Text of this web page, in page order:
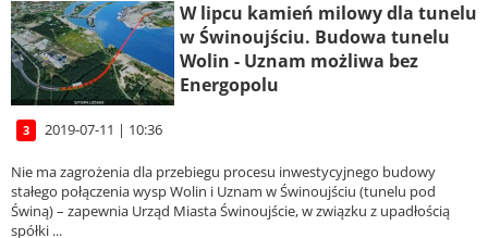
W lipcu kamień milowy dla tunelu
w Świnoujściu. Budowa tunelu
Wolin - Uznam możliwa bez
Energopolu
3 2019-07-11 | 10:36
Nie ma zagrożenia dla przebiegu procesu inwestycyjnego budowy
stałego połączenia wysp Wolin i Uznam w Świnoujściu (tunelu pod
Świną) – zapewnia Urząd Miasta Świnoujście, w związku z upadłością
spółki ...